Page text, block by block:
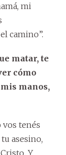
mi
camino”.
matar, te
cómo
manos,
vos tenés
asesino,
Y